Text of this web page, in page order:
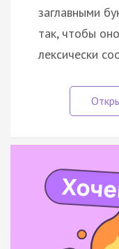
заглавными
так, чтобы
лексически